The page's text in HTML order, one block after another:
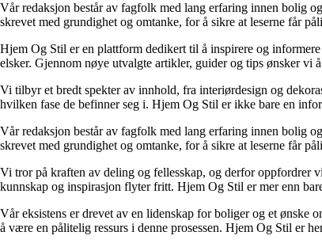
Vår redaksjon består av fagfolk med lang erfaring innen bolig
skrevet med grundighet og omtanke, for å sikre at leserne får
Hjem Og Stil er en plattform dedikert til å inspirere og
elsker. Gjennom nøye utvalgte artikler, guider og tips ønsker vi
Vi tilbyr et bredt spekter av innhold, fra interiørdesign og
hvilken fase de befinner seg i. Hjem Og Stil er ikke bare en
Vår redaksjon består av fagfolk med lang erfaring innen bolig
skrevet med grundighet og omtanke, for å sikre at leserne får
Vi tror på kraften av deling og fellesskap, og derfor oppfordrer
kunnskap og inspirasjon flyter fritt. Hjem Og Stil er mer enn
Vår eksistens er drevet av en lidenskap for boliger og et ønske
å være en pålitelig ressurs i denne prosessen. Hjem Og Stil er